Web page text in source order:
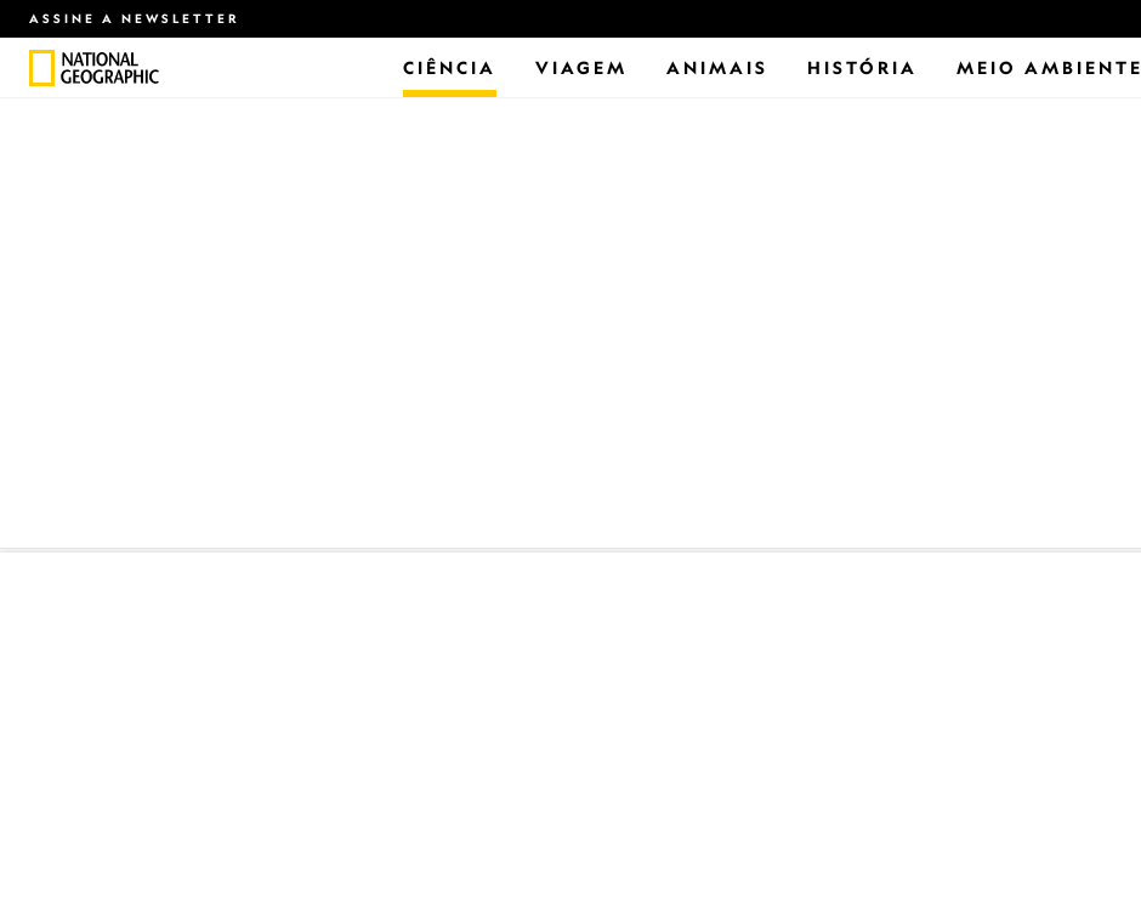
ASSINE A NEWSLETTER
CIÊNCIA VIAGEM ANIMAIS HISTÓRIA MEIO AMBIENTE